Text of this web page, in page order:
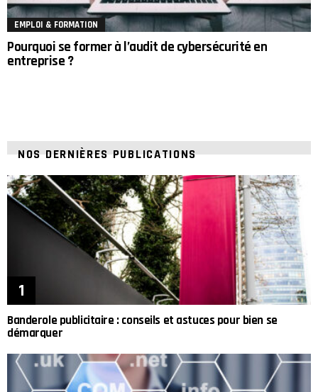
EMPLOI & FORMATION
Pourquoi se former à l’audit de cybersécurité en
entreprise ?
NOS DERNIÈRES PUBLICATIONS
Banderole publicitaire : conseils et astuces pour bien se
démarquer